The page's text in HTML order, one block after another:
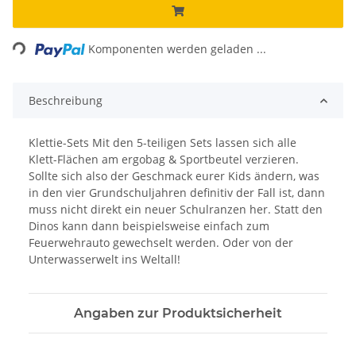
Komponenten werden geladen ...
Beschreibung
Klettie-Sets Mit den 5-teiligen Sets lassen sich alle
Klett-Flächen am ergobag & Sportbeutel verzieren.
Sollte sich also der Geschmack eurer Kids ändern, was
in den vier Grundschuljahren definitiv der Fall ist, dann
muss nicht direkt ein neuer Schulranzen her. Statt den
Dinos kann dann beispielsweise einfach zum
Feuerwehrauto gewechselt werden. Oder von der
Unterwasserwelt ins Weltall!
Angaben zur Produktsicherheit